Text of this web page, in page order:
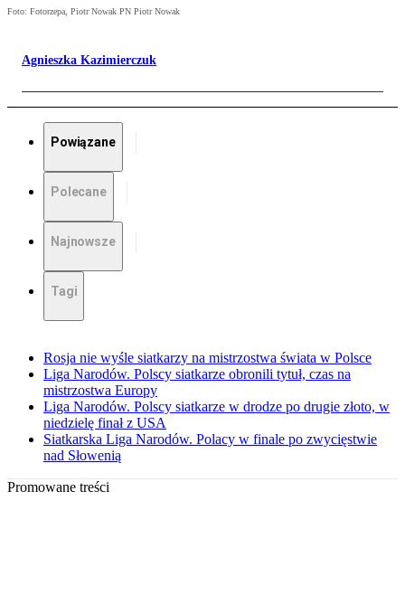
Foto: Fotorzepa, Piotr Nowak PN Piotr Nowak
Agnieszka Kazimierczuk
Powiązane
Polecane
Najnowsze
Tagi
Rosja nie wyśle siatkarzy na mistrzostwa świata w Polsce
Liga Narodów. Polscy siatkarze obronili tytuł, czas na
mistrzostwa Europy
Liga Narodów. Polscy siatkarze w drodze po drugie złoto, w
niedzielę finał z USA
Siatkarska Liga Narodów. Polacy w finale po zwycięstwie
nad Słowenią
Promowane treści